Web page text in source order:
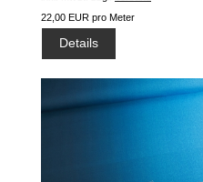
22,00 EUR pro Meter
Details